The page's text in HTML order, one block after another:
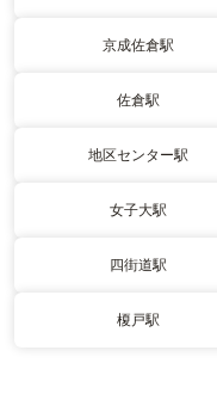
京成佐倉駅
佐倉駅
地区センター駅
女子大駅
四街道駅
榎戸駅